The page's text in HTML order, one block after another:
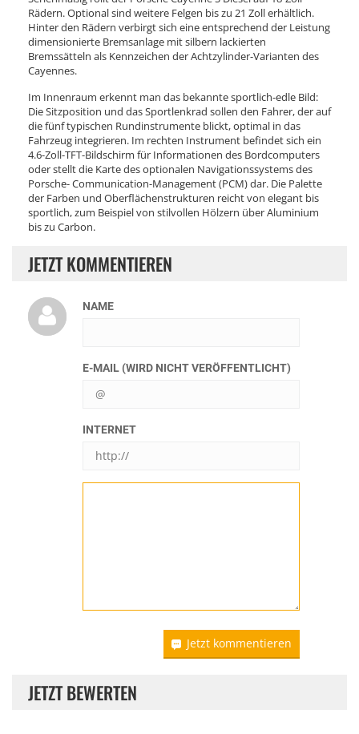
Rädern. Optional sind weitere Felgen bis zu 21 Zoll erhältlich.
Hinter den Rädern verbirgt sich eine entsprechend der Leistung
dimensionierte Bremsanlage mit silbern lackierten
Bremssätteln als Kennzeichen der Achtzylinder-Varianten des
Cayennes.
Im Innenraum erkennt man das bekannte sportlich-edle Bild:
Die Sitzposition und das Sportlenkrad sollen den Fahrer, der auf
die fünf typischen Rundinstrumente blickt, optimal in das
Fahrzeug integrieren. Im rechten Instrument befindet sich ein
4.6-Zoll-TFT-Bildschirm für Informationen des Bordcomputers
oder stellt die Karte des optionalen Navigationssystems des
Porsche- Communication-Management (PCM) dar. Die Palette
der Farben und Oberflächenstrukturen reicht von elegant bis
sportlich, zum Beispiel von stilvollen Hölzern über Aluminium
bis zu Carbon.
JETZT KOMMENTIEREN
NAME
E-MAIL (WIRD NICHT VERÖFFENTLICHT)
INTERNET
Jetzt kommentieren
JETZT BEWERTEN